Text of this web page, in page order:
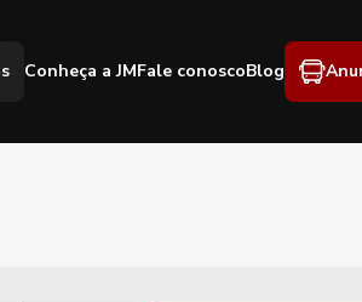
Conheça a JMFale conoscoBlog